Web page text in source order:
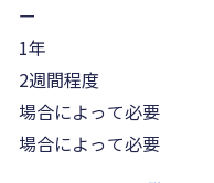
ー
1年
2週間程度
場合によって必要
場合によって必要